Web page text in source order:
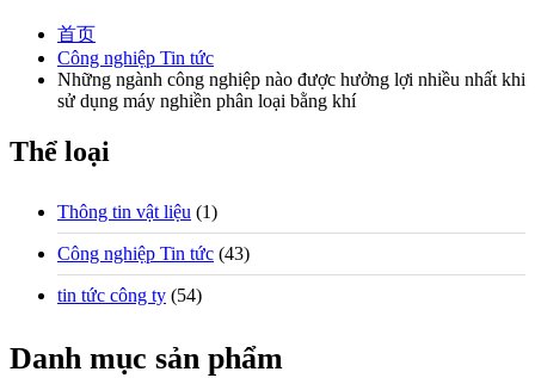
首页
Công nghiệp Tin tức
Những ngành công nghiệp nào được hưởng lợi nhiều nhất khi
sử dụng máy nghiền phân loại bằng khí
Thể loại
Thông tin vật liệu (1)
Công nghiệp Tin tức (43)
tin tức công ty (54)
Danh mục sản phẩm